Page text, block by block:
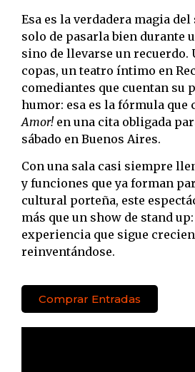
Esa es la verdadera magia
solo de pasarla bien durante
sino de llevarse un recuerdo.
copas, un teatro íntimo en
comediantes que cuentan su
humor: esa es la fórmula que
Amor!en una cita obligada
sábado en Buenos Aires.
Con una sala casi siempre
y funciones que ya forman
cultural porteña, este
más que un show de stand
experiencia que sigue
reinventándose.
Comprar Entradas